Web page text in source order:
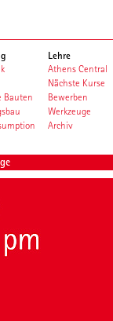
Bauten
Lehre
Athens Central
Nächste Kurse
Bewerben
Werkzeuge
Archiv